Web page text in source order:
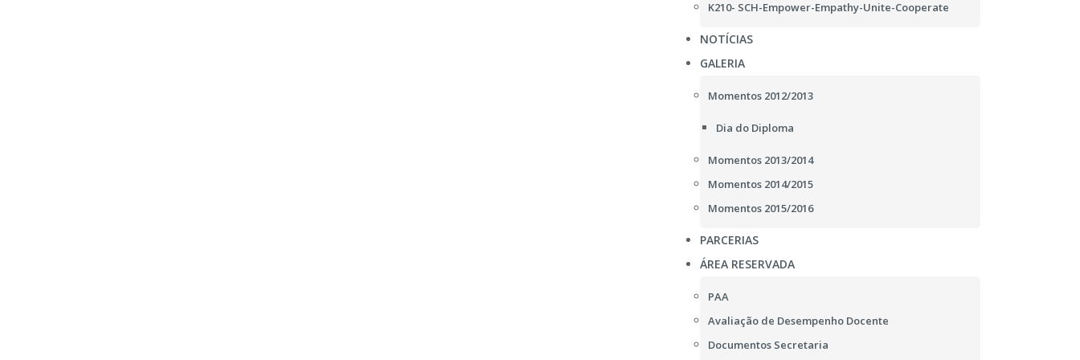
K210- SCH-Empower-Empathy-Unite-Cooperate
NOTÍCIAS
GALERIA
Momentos 2012/2013
Dia do Diploma
Momentos 2013/2014
Momentos 2014/2015
Momentos 2015/2016
PARCERIAS
ÁREA RESERVADA
PAA
Avaliação de Desempenho Docente
Documentos Secretaria